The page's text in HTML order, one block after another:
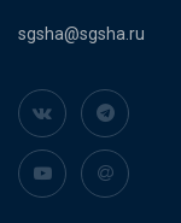
sgsha@sgsha.ru